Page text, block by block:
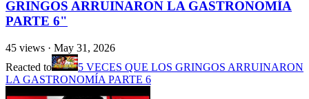
GRINGOS ARRUINARON LA GASTRONOMÍA
PARTE 6"
45 views · May 31, 2026
Reacted to
5 VECES QUE LOS GRINGOS ARRUINARON
LA GASTRONOMÍA PARTE 6